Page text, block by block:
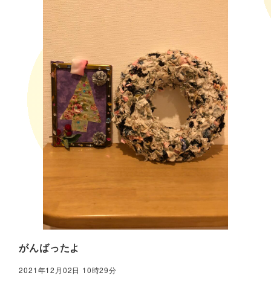
がんばったよ
2021年12月02日 10時29分